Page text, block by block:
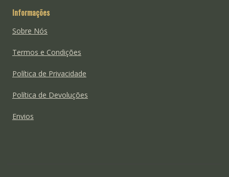
Informações
Sobre Nós
Termos e Condições
Política de Privacidade
Política de Devoluções
Envios